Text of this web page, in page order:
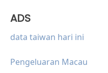
ADS
data taiwan hari ini
Pengeluaran Macau